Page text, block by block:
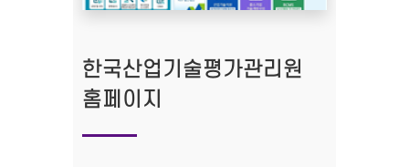
한국산업기술평가관리원
홈페이지